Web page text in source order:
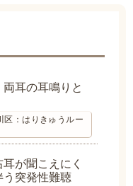
耳の耳鳴りと
区：はりきゅうルー
が聞こえにく
う突発性難聴